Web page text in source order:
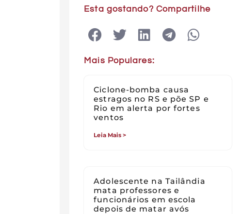
Esta gostando? Compartilhe
Mais Populares:
Ciclone-bomba causa
estragos no RS e põe SP e
Rio em alerta por fortes
ventos
Leia Mais >
Adolescente na Tailândia
mata professores e
funcionários em escola
depois de matar avós